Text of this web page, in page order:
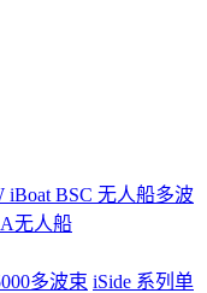
iBoat BSC 无人船多波
无人船
多波束 iSide 系列单